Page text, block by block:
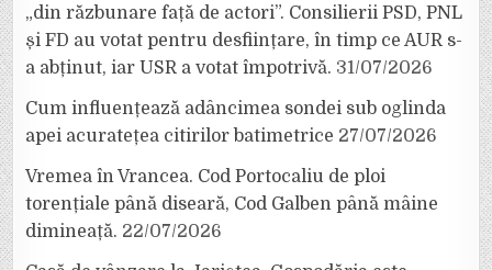
„din răzbunare față de actori”. Consilierii PSD, PNL
și FD au votat pentru desființare, în timp ce AUR s-
a abținut, iar USR a votat împotrivă. 31/07/2026
Cum influențează adâncimea sondei sub oglinda
apei acuratețea citirilor batimetrice 27/07/2026
Vremea în Vrancea. Cod Portocaliu de ploi
torențiale până diseară, Cod Galben până mâine
dimineață. 22/07/2026